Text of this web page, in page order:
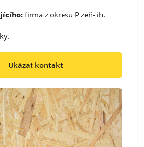
firma z okresu Plzeň-jih.
Ukázat kontakt